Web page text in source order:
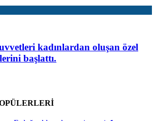
kadınlardan oluşan özel
başlattı.